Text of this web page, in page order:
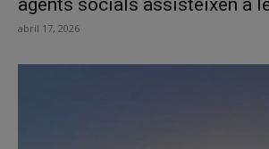
agents socials assisteixen a
abril 17, 2026